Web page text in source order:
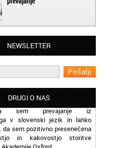
NEWSLETTER
DRUGI O NAS
vse zaposlene v Akademiji
so resnično profesionalni in
storitve opravljajo hitro in
sem prevajanje iz
v slovenski jezik in lahko
da sem pozitivno presenečena
in kakovostjo storitve
Oxford.